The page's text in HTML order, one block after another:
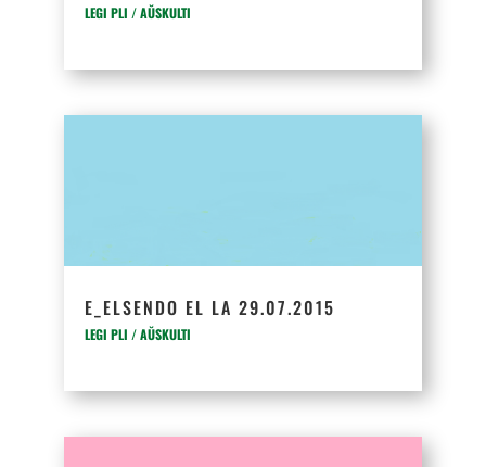
LEGI PLI / AŬSKULTI
E_ELSENDO EL LA 29.07.2015
LEGI PLI / AŬSKULTI